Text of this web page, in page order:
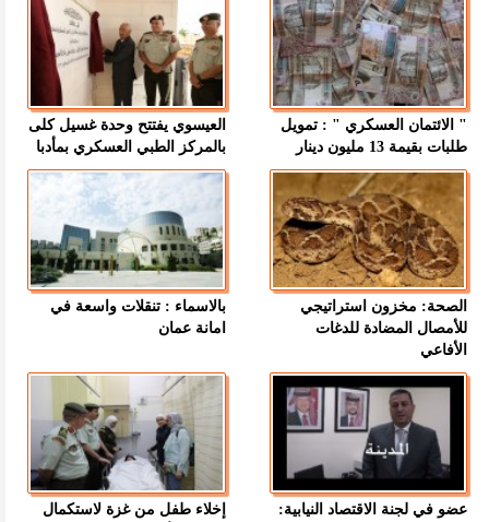
" الائتمان العسكري " : تمويل
طلبات بقيمة 13 مليون دينار
العيسوي يفتتح وحدة غسيل كلى
بالمركز الطبي العسكري بمأدبا
الصحة: مخزون استراتيجي
للأمصال المضادة للدغات
الأفاعي
بالاسماء : تنقلات واسعة في
امانة عمان
عضو في لجنة الاقتصاد النيابية:
إخلاء طفل من غزة لاستكمال